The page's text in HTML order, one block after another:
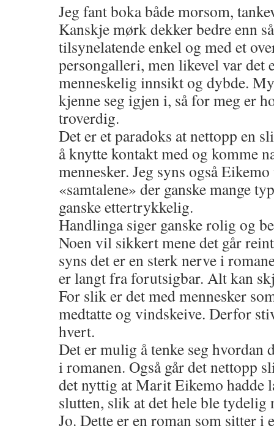
Jeg fant boka både morsom,
Kanskje mørk dekker bedre enn
tilsynelatende enkel og med et
persongalleri, men likevel var det
menneskelig innsikt og dybde.
kjenne seg igjen i, så for meg er
troverdig.
Det er et paradoks at nettopp en
å knytte kontakt med og komme
mennesker. Jeg syns også
«samtalene» der ganske mange
ganske ettertrykkelig.
Handlinga siger ganske rolig og
Noen vil sikkert mene det går
syns det er en sterk nerve i
er langt fra forutsigbar. Alt kan
For slik er det med mennesker
medtatte og vindskeive. Derfor
hvert.
Det er mulig å tenke seg hvordan
i romanen. Også går det nettopp
det nyttig at Marit Eikemo hadde
slutten, slik at det hele ble tydelig
Jo. Dette er en roman som sitter i